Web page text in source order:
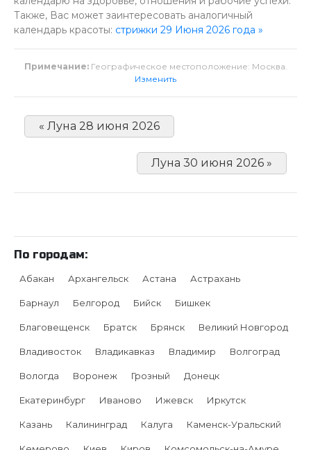
Также, Вас может заинтересовать аналогичный
календарь красоты: стрижки 29 Июня 2026 года »
Примечание: Географическое местоположение: Москва.
Изменить
« Луна 28 июня 2026
Луна 30 июня 2026 »
По городам:
Абакан Архангельск Астана Астрахань
Барнаул Белгород Бийск Бишкек
Благовещенск Братск Брянск Великий Новгород
Владивосток Владикавказ Владимир Волгоград
Вологда Воронеж Грозный Донецк
Екатеринбург Иваново Ижевск Иркутск
Казань Калининград Калуга Каменск-Уральский